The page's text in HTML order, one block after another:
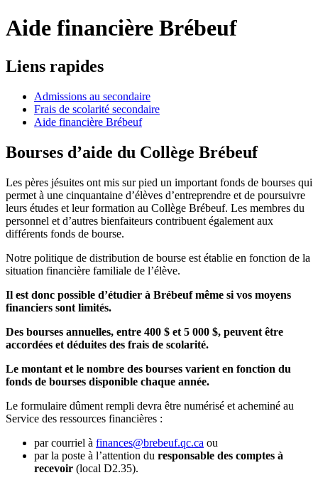
Aide financière Brébeuf
Liens rapides
Admissions au secondaire
Frais de scolarité secondaire
Aide financière Brébeuf
Bourses d’aide du Collège Brébeuf
Les pères jésuites ont mis sur pied un important fonds de bourses qui
permet à une cinquantaine d’élèves d’entreprendre et de poursuivre
leurs études et leur formation au Collège Brébeuf. Les membres du
personnel et d’autres bienfaiteurs contribuent également aux
différents fonds de bourse.
Notre politique de distribution de bourse est établie en fonction de la
situation financière familiale de l’élève.
Il est donc possible d’étudier à Brébeuf même si vos moyens
financiers sont limités.
Des bourses annuelles, entre 400 $ et 5 000 $, peuvent être
accordées et déduites des frais de scolarité.
Le montant et le nombre des bourses varient en fonction du
fonds de bourses disponible chaque année.
Le formulaire dûment rempli devra être numérisé et acheminé au
Service des ressources financières :
par courriel à finances@brebeuf.qc.ca ou
par la poste à l’attention du responsable des comptes à
recevoir (local D2.35).